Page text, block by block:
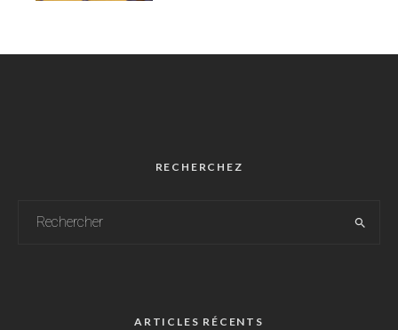
RECHERCHEZ
ARTICLES RÉCENTS